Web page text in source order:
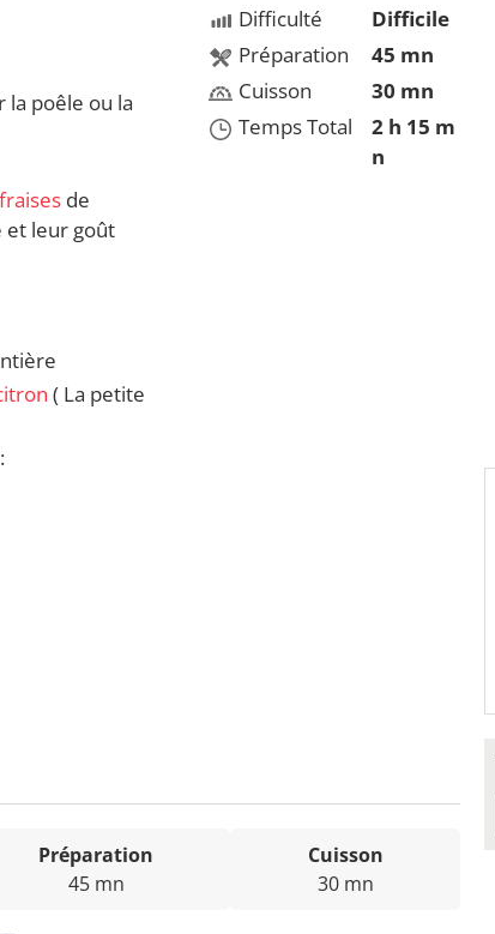
poêle ou la
fraises de
et leur goût
( La petite
Difficulté
Préparation
Cuisson
Temps Total
Difficile
45 mn
30 mn
2 h 15 m
n
Préparation
45 mn
Cuisson
30 mn